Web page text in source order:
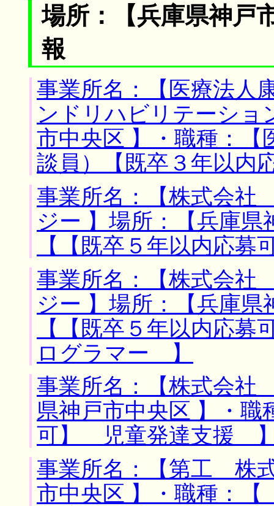
場所：【兵庫県神戸
報
事業所名：【医療法
ンドリハビリテーショ
市中央区 】・職種：
談員）【既卒３年以
事業所名：【株式会
ジー 】場所：【兵庫県
【【既卒５年以内応
事業所名：【株式会
ジー 】場所：【兵庫県
【【既卒５年以内応
ログラマー 】
事業所名：【株式会
県神戸市中央区 】・職
可】 児童発達支援
事業所名：【第工 株
市中央区 】・職種：